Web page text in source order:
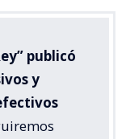
publicó
y